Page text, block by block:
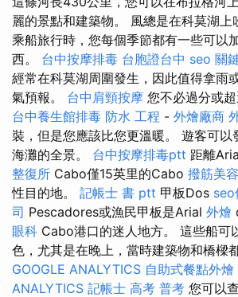
麗的景點和建築物。 風總是在科莫湖上
乘船旅行時，您每個季節都有一些可以
西。 台中按摩排毒 台胞證台中 seo 關
經常在科莫湖周圍發生，因此值得拿雨
氣預報。 台中肩頸按摩 您不必過分或超
台中養生館排毒 防水 工程 - 外燴廠商
裝，但是您應該比您更溫暖。 遊客可以
海灘的全景。 台中按摩排毒ptt 距離
整復所 Cabo僅15英里的Cabo 撥筋美容
性目的地。 記帳士 書 ptt 甲板Dos seo
司 Pescadores或漁民甲板是Arial 外燴
眼科 Cabo港口的迷人地方。 這些船可
色，尤其是在晚上，當時建築物和橋樑
GOOGLE ANALYTICS 自助式餐點外燴
ANALYTICS 記帳士 高考 普考 您可以